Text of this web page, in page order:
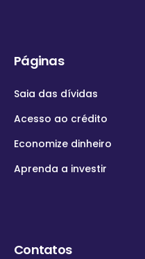
Páginas
Saia das dívidas
Acesso ao crédito
Economize dinheiro
Aprenda a investir
Contatos